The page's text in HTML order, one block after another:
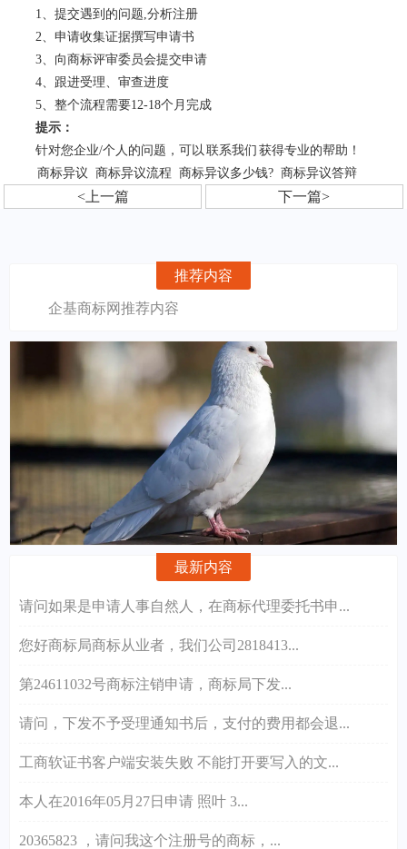
1、提交遇到的问题,分析注册
2、申请收集证据撰写申请书
3、向商标评审委员会提交申请
4、跟进受理、审查进度
5、整个流程需要12-18个月完成
提示：
针对您企业/个人的问题，可以 联系我们 获得专业的帮助！
商标异议
商标异议流程 商标异议多少钱? 商标异议答辩
<上一篇 下一篇>
推荐内容
企基商标网推荐内容
最新内容
请问如果是申请人事自然人，在商标代理委托书申...
您好商标局商标从业者，我们公司2818413...
第24611032号商标注销申请，商标局下发...
请问，下发不予受理通知书后，支付的费用都会退...
工商软证书客户端安装失败 不能打开要写入的文...
本人在2016年05月27日申请 照叶 3...
20365823 ，请问我这个注册号的商标，...